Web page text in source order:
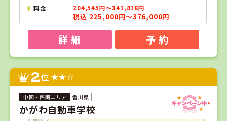
料金 204,545円～341,818円
税込 225,000円～376,000円
詳 細 予 約
2位
香川県
かがわ自動車学校